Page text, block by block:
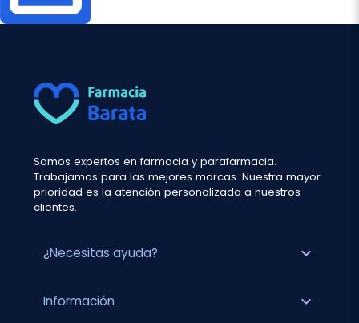
Somos expertos en farmacia y parafarmacia.
Trabajamos para las mejores marcas. Nuestra mayor
prioridad es la atención personalizada a nuestros
clientes.
¿Necesitas ayuda? expand_more
Información expand_more